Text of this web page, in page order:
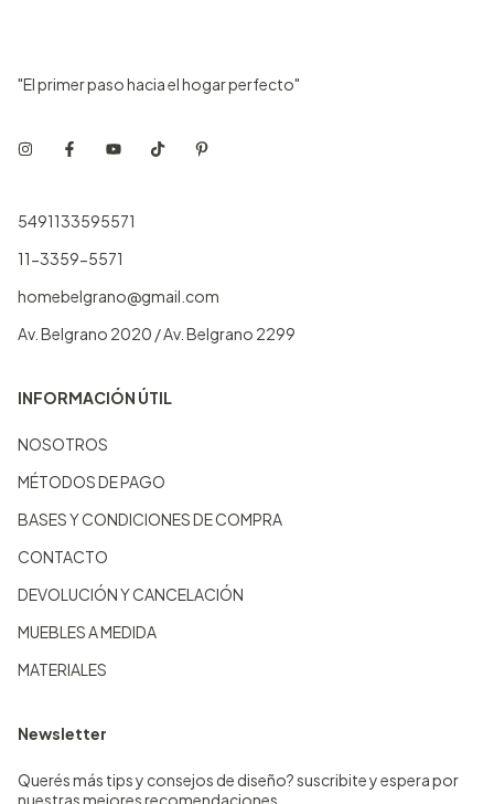
"El primer paso hacia el hogar perfecto"
5491133595571
11-3359-5571
homebelgrano@gmail.com
Av. Belgrano 2020 / Av. Belgrano 2299
INFORMACIÓN ÚTIL
NOSOTROS
MÉTODOS DE PAGO
BASES Y CONDICIONES DE COMPRA
CONTACTO
DEVOLUCIÓN Y CANCELACIÓN
MUEBLES A MEDIDA
MATERIALES
Newsletter
Querés más tips y consejos de diseño? suscribite y espera por
nuestras mejores recomendaciones.